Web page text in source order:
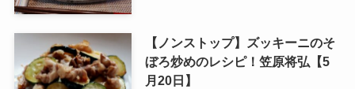
【ノンストップ】ズッキーニのそ
ぼろ炒めのレシピ！笠原将弘【5
月20日】